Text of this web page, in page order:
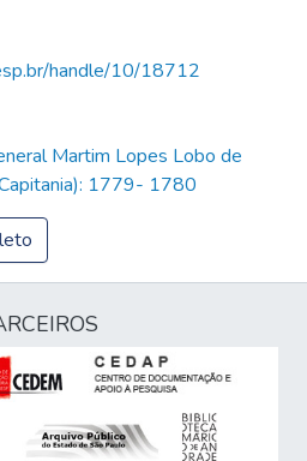
handle/10/18712
Martim Lopes Lobo de
1779- 1780